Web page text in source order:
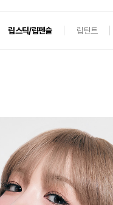
립스틱/립펜슬 립틴트